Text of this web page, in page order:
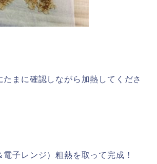
まに確認しながら加熱してくださ
子レンジ）粗熱を取って完成！